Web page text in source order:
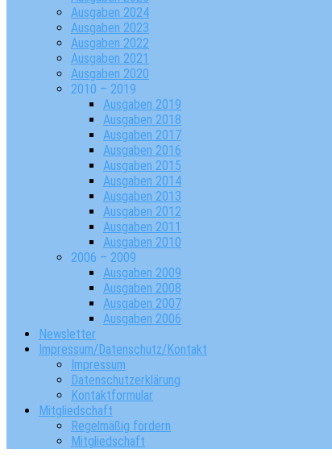
Ausgaben 2024
Ausgaben 2023
Ausgaben 2022
Ausgaben 2021
Ausgaben 2020
2010 – 2019
Ausgaben 2019
Ausgaben 2018
Ausgaben 2017
Ausgaben 2016
Ausgaben 2015
Ausgaben 2014
Ausgaben 2013
Ausgaben 2012
Ausgaben 2011
Ausgaben 2010
2006 – 2009
Ausgaben 2009
Ausgaben 2008
Ausgaben 2007
Ausgaben 2006
Newsletter
Impressum/Datenschutz/Kontakt
Impressum
Datenschutzerklärung
Kontaktformular
Mitgliedschaft
Regelmäßig fördern
Mitgliedschaft